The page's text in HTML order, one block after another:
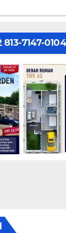
7147-